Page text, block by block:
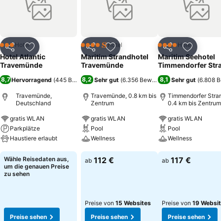
Teilen Zu Favoriten hinzufügen
3 SterneHotel
Hotel Atlantic
Travemünde
8,7Hervorragend (445 Bewertungen)
Travemünde,
Deutschland
gratis WLAN
Parkplätze
Haustiere erlaubt
Preise sehen
Wähle Reisedaten aus,
um die genauen Preise
zu sehen
Preise sehen
Teilen Zu Favoriten hinzufügen
4 Sterne Hotel
Maritim Strandhotel
Travemünde
8,2 Sehr gut (6.356 Bewertungen)
Travemünde, 0.8 km bis
Zentrum
gratis WLAN
Pool
Wellness
Preise sehen
ab 112 €
Preise von 15 Websites
Preise sehen
Teilen Zu
4 SterneHotel
Maritim Seehotel
Timmendorfer
8,1 Sehr gut (6.808
Timmendorfer
0.4 km bis Zentrum
gratis WLAN
Pool
Wellness
Preise sehen
ab 117 €
Preise von 19
Preise sehen